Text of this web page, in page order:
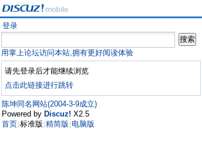
登录
用掌上论坛访问本站,拥有更好阅读体验
请先登录后才能继续浏览
点击此链接进行跳转
陈坤同名网站(2004-3-9成立)
Powered by Discuz! X2.5
首页 标准版 精简版 电脑版